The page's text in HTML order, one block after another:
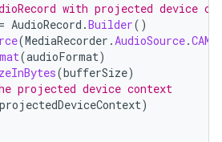
with projected device
= AudioRecord .Builder()
(MediaRecorder .AudioSource.
(audioFormat)
(bufferSize)
projected device context
projectedDeviceContext)